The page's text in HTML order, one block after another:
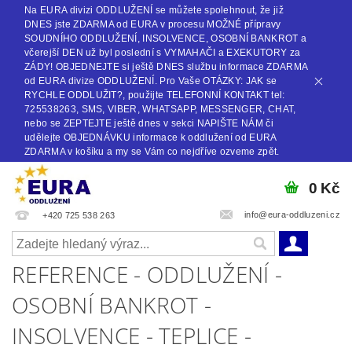
Na EURA divizi ODDLUŽENÍ se můžete spolehnout, že již
DNES jste ZDARMA od EURA v procesu MOŽNÉ přípravy
SOUDNÍHO ODDLUŽENÍ, INSOLVENCE, OSOBNÍ BANKROT a
včerejší DEN už byl poslední s VYMAHAČI a EXEKUTORY za
ZÁDY! OBJEDNEJTE si ještě DNES službu informace ZDARMA
od EURA divize ODDLUŽENÍ. Pro Vaše OTÁZKY: JAK se
RYCHLE ODDLUŽIT?, použijte TELEFONNÍ KONTAKT tel:
725538263, SMS, VIBER, WHATSAPP, MESSENGER, CHAT,
nebo se ZEPTEJTE ještě dnes v sekci NAPIŠTE NÁM či
udělejte OBJEDNÁVKU informace k oddlužení od EURA
ZDARMA v košíku a my se Vám co nejdříve ozveme zpět.
+420 725 538 263 info@eura-oddluzeni.cz
0 Kč
REFERENCE - ODDLUŽENÍ -
OSOBNÍ BANKROT -
INSOLVENCE - TEPLICE -